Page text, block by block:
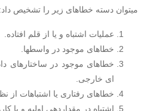
میتوان دسته خطاهای زیر را تشخیص داد:
عملیات اشتباه و یا از قلم افتاده.
خطاهای موجود در واسطها.
خطاهای موجود در ساختارهای
ای خارجی.
خطاهای رفتاری یا اشتباهات از
اشتباه در مقداردهی اولیه و یا